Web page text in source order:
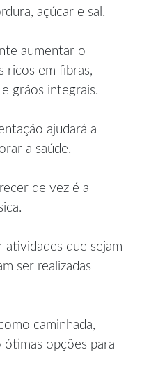
açúcar e sal.
aumentar o
ricos em fibras,
grãos integrais.
ajudará a
a saúde.
de vez é a
que sejam
ser realizadas
caminhada,
ótimas opções para